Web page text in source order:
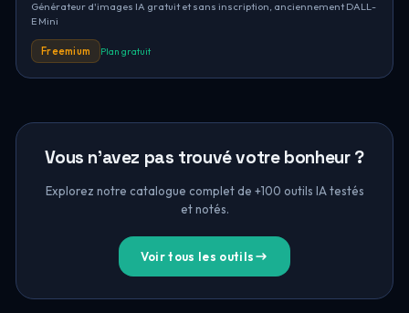
Générateur d'images IA gratuit et sans inscription, anciennement DALL-
E Mini
Freemium Plan gratuit
Vous n'avez pas trouvé votre bonheur ?
Explorez notre catalogue complet de +100 outils IA testés
et notés.
Voir tous les outils